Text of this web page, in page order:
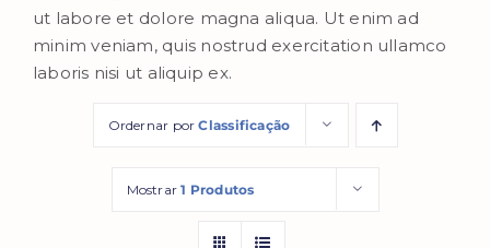
ut labore et dolore magna aliqua. Ut enim ad
minim veniam, quis nostrud exercitation ullamco
laboris nisi ut aliquip ex.
Ordernar porClassificação
Mostrar1 Produtos